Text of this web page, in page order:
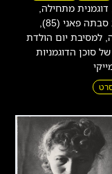
(19), דוגמנית מתחילה,
גוררת את סבתה פאני (85),
למסיבת יום הולדת
סוכן הדוגמניות